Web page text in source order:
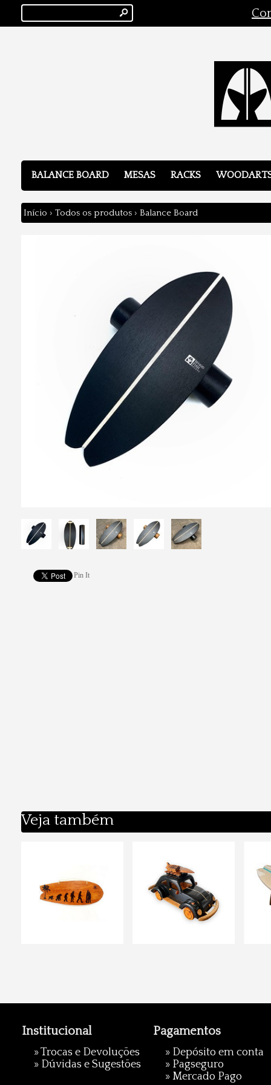
s
BALANCE BOARD MESAS RACKS
Início › Todos os produtos › Balance Board
Pin It
Veja também
Institucional
»Trocas e Devoluções
» Dúvidas e Sugestões
Pagamentos
» Depósito em conta
» Pagseguro
» Mercado Pago